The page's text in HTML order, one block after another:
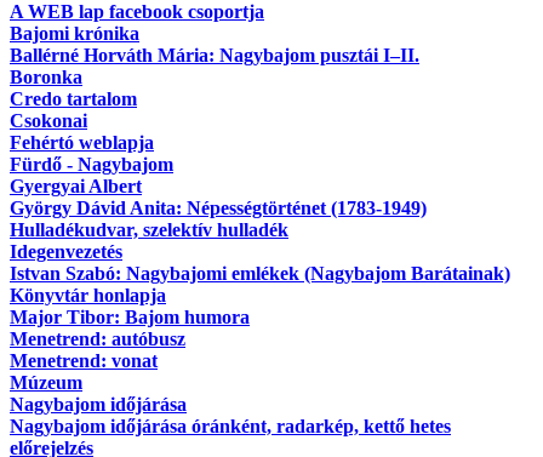
A WEB lap facebook csoportja
Bajomi krónika
Ballérné Horváth Mária: Nagybajom pusztái I–II.
Boronka
Credo tartalom
Csokonai
Fehértó weblapja
Fürdő - Nagybajom
Gyergyai Albert
György Dávid Anita: Népességtörténet (1783-1949)
Hulladékudvar, szelektív hulladék
Idegenvezetés
Istvan Szabó: Nagybajomi emlékek (Nagybajom Barátainak)
Könyvtár honlapja
Major Tibor: Bajom humora
Menetrend: autóbusz
Menetrend: vonat
Múzeum
Nagybajom időjárása
Nagybajom időjárása óránként, radarkép, kettő hetes
előrejelzés